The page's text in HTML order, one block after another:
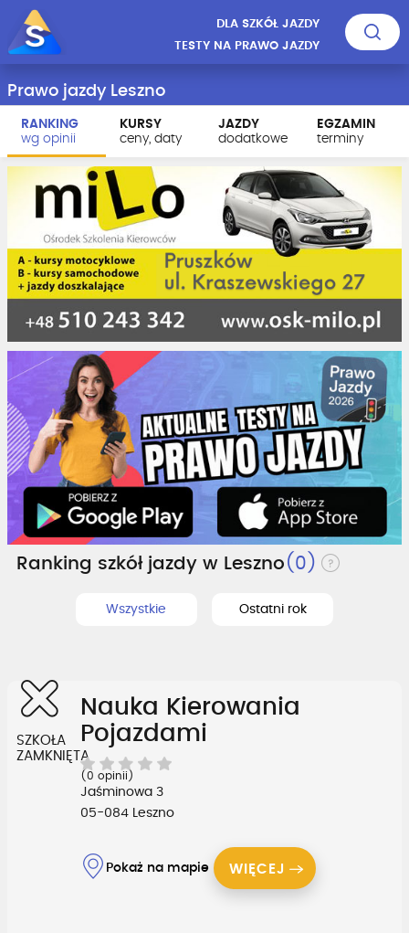
DLA SZKÓŁ JAZDY
TESTY NA PRAWO JAZDY
Prawo jazdy Leszno
RANKING
wg opinii
KURSY
ceny, daty
JAZDY
dodatkowe
EGZAMIN
terminy
Ranking szkół jazdy w Leszno (0)
Wszystkie Ostatni rok
SZKOŁA
ZAMKNIĘTA
Nauka Kierowania
Pojazdami
(0 opinii)
Jaśminowa 3
05-084 Leszno
Pokaż na mapie WIĘCEJ